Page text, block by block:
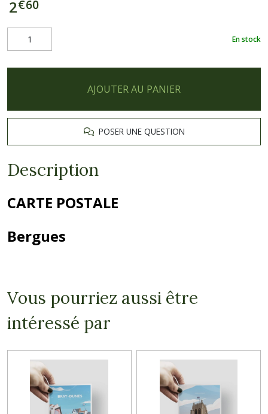
2€60
En stock
AJOUTER AU PANIER
POSER UNE QUESTION
Description
CARTE POSTALE
Bergues
Vous pourriez aussi être
intéressé par